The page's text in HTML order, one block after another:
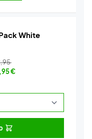
White
€